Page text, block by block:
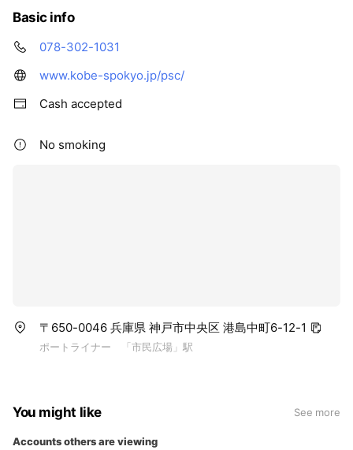
Basic info
078-302-1031
www.kobe-spokyo.jp/psc/
Cash accepted
No smoking
〒650-0046 兵庫県 神戸市中央区 港島中町6-12-1
ポートライナー 「市民広場」駅
You might like See more
Accounts others are viewing